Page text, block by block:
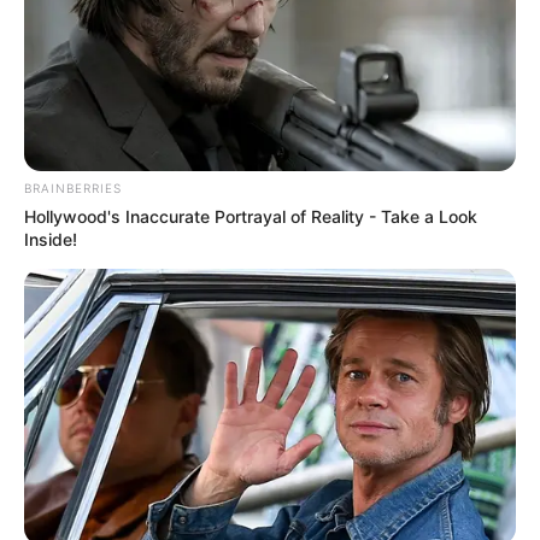
Sementara Oh Ji Eun juga diketahui pernah bermain dalam drama
Living Among The Rich(2011) dan Choi Shi Won sendiri bermain
dalam drama
Poseidon(2011).
Baca juga:Sinopsis Alice Episode 1 – 16 Lengkap
Daftar isi
Detail
Judul: The Lord of Dramas / 드라마의 제왕
Judul Lain: The King of Dramas / Deurama-ui Je-wang
Genre: Satir, Komedi, Romansa
Negara: Korea Selatan
Sutradara: Hong Sung Chang
Produser: Kim Tae Kwon
BRAINBERRIES
Hollywood's Inaccurate Portrayal of Reality - Take a Look
Inside!